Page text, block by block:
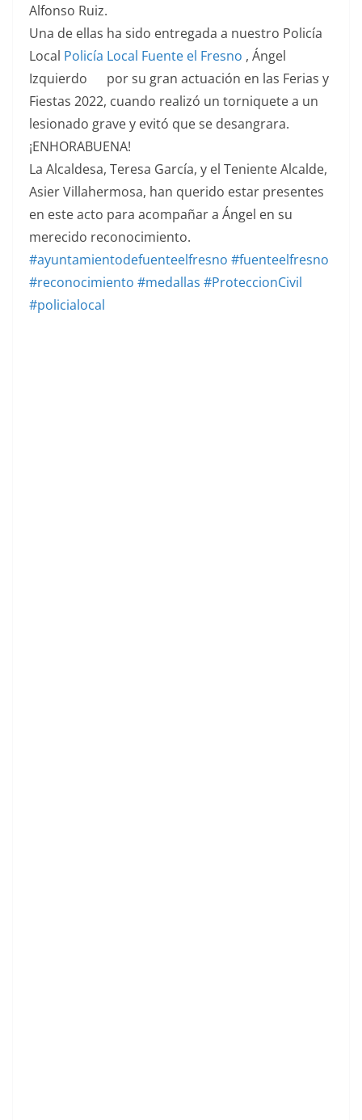
Alfonso Ruiz.
Una de ellas ha sido entregada a nuestro Policía
Local Policía Local Fuente el Fresno , Ángel
Izquierdo
por su gran actuación en las Ferias y
Fiestas 2022, cuando realizó un torniquete a un
lesionado grave y evitó que se desangrara.
¡ENHORABUENA!
La Alcaldesa, Teresa García, y el Teniente Alcalde,
Asier Villahermosa, han querido estar presentes
en este acto para acompañar a Ángel en su
merecido reconocimiento.
#ayuntamientodefuenteelfresno #fuenteelfresno
#reconocimiento #medallas #ProteccionCivil
#policialocal